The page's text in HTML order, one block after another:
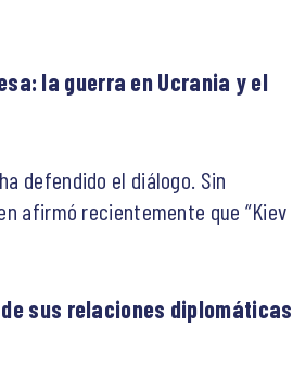
la guerra en Ucrania y el
defendido el diálogo. Sin
afirmó recientemente que “Kiev
sus relaciones diplomáticas